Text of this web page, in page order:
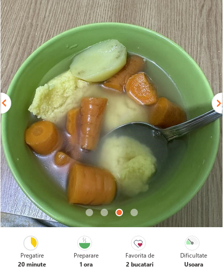
Pregatire
20 minute
Preparare
1 ora
Favorita de
2 bucatari
Dificultate
Usoara